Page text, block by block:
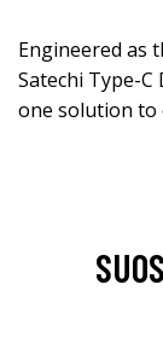
Engineered as
Satechi Type-
one solution to